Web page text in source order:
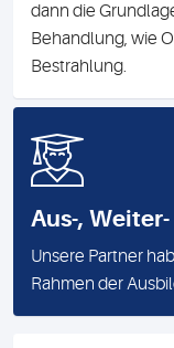
dann die
Behandlung, wie
Bestrahlung.
Aus-,
Unsere Partner
Rahmen der